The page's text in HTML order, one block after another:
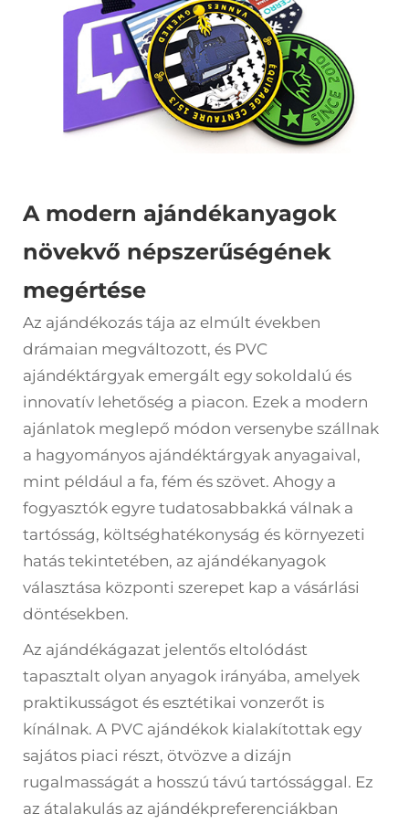
A modern ajándékanyagok
növekvő népszerűségének
megértése
Az ajándékozás tája az elmúlt években
drámaian megváltozott, és PVC
ajándéktárgyak emergált egy sokoldalú és
innovatív lehetőség a piacon. Ezek a modern
ajánlatok meglepő módon versenybe szállnak
a hagyományos ajándéktárgyak anyagaival,
mint például a fa, fém és szövet. Ahogy a
fogyasztók egyre tudatosabbakká válnak a
tartósság, költséghatékonyság és környezeti
hatás tekintetében, az ajándékanyagok
választása központi szerepet kap a vásárlási
döntésekben.
Az ajándékágazat jelentős eltolódást
tapasztalt olyan anyagok irányába, amelyek
praktikusságot és esztétikai vonzerőt is
kínálnak. A PVC ajándékok kialakítottak egy
sajátos piaci részt, ötvözve a dizájn
rugalmasságát a hosszú távú tartóssággal. Ez
az átalakulás az ajándékpreferenciákban